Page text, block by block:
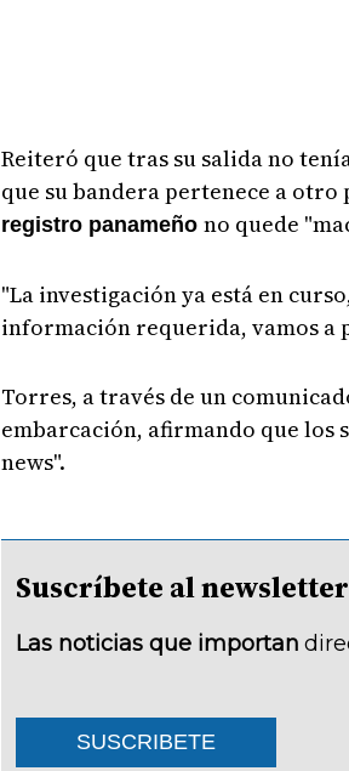
Reiteró que tras su salida no
que su bandera pertenece a
registro panameño no quede
"La investigación ya está en
información requerida, vamos a
Torres, a través de un
embarcación, afirmando que los
news".
Suscríbete al
Las noticias que importan
SUSCRIBETE